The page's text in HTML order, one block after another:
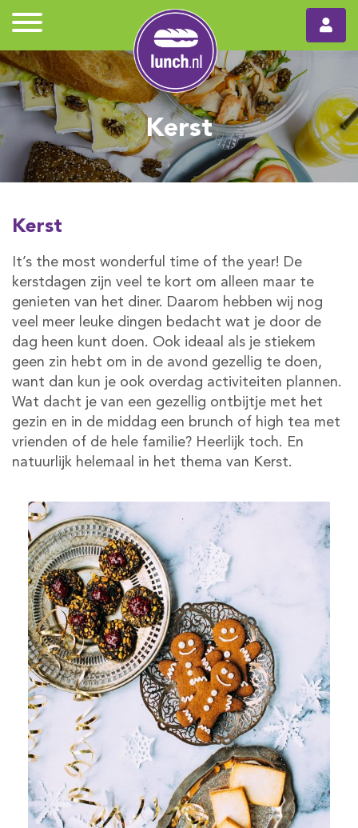
Kerst
Kerst
It’s the most wonderful time of the year! De
kerstdagen zijn veel te kort om alleen maar te
genieten van het diner. Daarom hebben wij nog
veel meer leuke dingen bedacht wat je door de
dag heen kunt doen. Ook ideaal als je stiekem
geen zin hebt om in de avond gezellig te doen,
want dan kun je ook overdag activiteiten plannen.
Wat dacht je van een gezellig ontbijtje met het
gezin en in de middag een brunch of high tea met
vrienden of de hele familie? Heerlijk toch. En
natuurlijk helemaal in het thema van Kerst.